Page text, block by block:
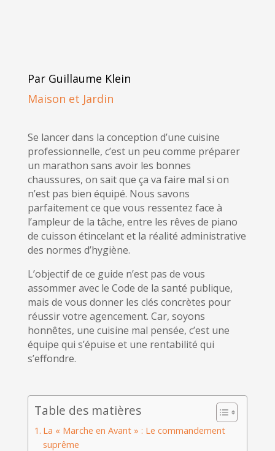
Par Guillaume Klein
Maison et Jardin
Se lancer dans la conception d’une cuisine
professionnelle, c’est un peu comme préparer
un marathon sans avoir les bonnes
chaussures, on sait que ça va faire mal si on
n’est pas bien équipé. Nous savons
parfaitement ce que vous ressentez face à
l’ampleur de la tâche, entre les rêves de piano
de cuisson étincelant et la réalité administrative
des normes d’hygiène.
L’objectif de ce guide n’est pas de vous
assommer avec le Code de la santé publique,
mais de vous donner les clés concrètes pour
réussir votre agencement. Car, soyons
honnêtes, une cuisine mal pensée, c’est une
équipe qui s’épuise et une rentabilité qui
s’effondre.
Table des matières
La « Marche en Avant » : Le commandement
suprême